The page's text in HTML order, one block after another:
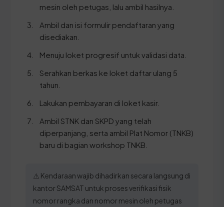
mesin oleh petugas, lalu ambil hasilnya.
Ambil dan isi formulir pendaftaran yang
disediakan.
Menuju loket progresif untuk validasi data.
Serahkan berkas ke loket daftar ulang 5
tahun.
Lakukan pembayaran di loket kasir.
Ambil STNK dan SKPD yang telah
diperpanjang, serta ambil Plat Nomor (TNKB)
baru di bagian workshop TNKB.
⚠️ Kendaraan wajib dihadirkan secara langsung di
kantor SAMSAT untuk proses verifikasi fisik
nomor rangka dan nomor mesin oleh petugas